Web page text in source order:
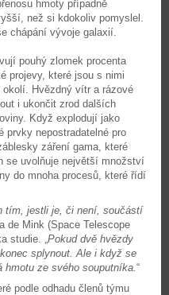
hmoty případně
než si kdokoliv pomyslel.
chápání vývoje galaxií.
pouhý zlomek procenta
projevy, které jsou s nimi
Hvězdný vítr a rázové
i ukončit zrod dalších
Když explodují jako
prvky nepostradatelné pro
záření gama, které
se uvolňuje největší množství
do mnoha procesů, které řídí
tím, jestli je, či není, součástí
de Mink (Space Telescope
studie. „Pokud dvě hvězdy
splynout. Ale i když se
hmotu ze svého souputníka.“
podle odhadu členů týmu